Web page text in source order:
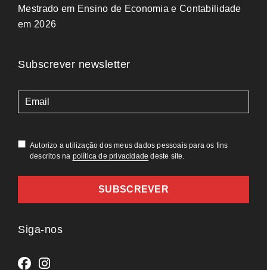
Mestrado em Ensino de Economia e Contabilidade
em 2026
Subscrever newsletter
(Obrigatório)
Autorizo a utilização dos meus dados pessoais para os fins
descritos na política de privacidade deste site.
Siga-nos